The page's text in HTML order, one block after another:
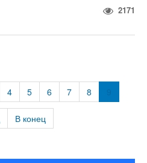
2171
4 5 6 7 8 9
В конец